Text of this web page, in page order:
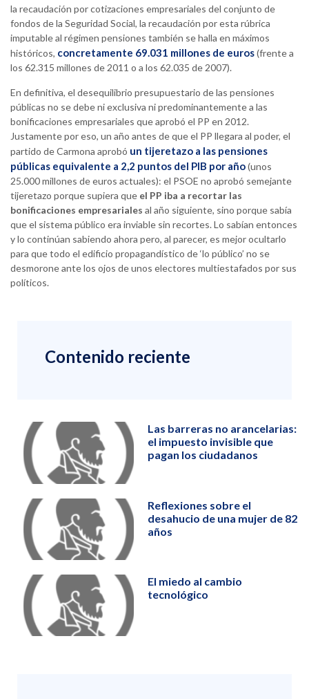
la recaudación por cotizaciones empresariales del conjunto de
fondos de la Seguridad Social, la recaudación por esta rúbrica
imputable al régimen pensiones también se halla en máximos
históricos, concretamente 69.031 millones de euros(frente a
los 62.315 millones de 2011 o a los 62.035 de 2007).
En definitiva, el desequilibrio presupuestario de las pensiones
públicas no se debe ni exclusiva ni predominantemente a las
bonificaciones empresariales que aprobó el PP en 2012.
Justamente por eso, un año antes de que el PP llegara al poder, el
partido de Carmona aprobó un tijeretazo a las pensiones
públicas equivalente a 2,2 puntos del PIB por año(unos
25.000 millones de euros actuales): el PSOE no aprobó semejante
tijeretazo porque supiera que el PP iba a recortar las
bonificaciones empresariales al año siguiente, sino porque sabía
que el sistema público era inviable sin recortes. Lo sabían entonces
y lo continúan sabiendo ahora pero, al parecer, es mejor ocultarlo
para que todo el edificio propagandístico de ‘lo público’ no se
desmorone ante los ojos de unos electores multiestafados por sus
políticos.
Contenido reciente
Las barreras no arancelarias:
el impuesto invisible que
pagan los ciudadanos
Reflexiones sobre el
desahucio de una mujer de 82
años
El miedo al cambio
tecnológico